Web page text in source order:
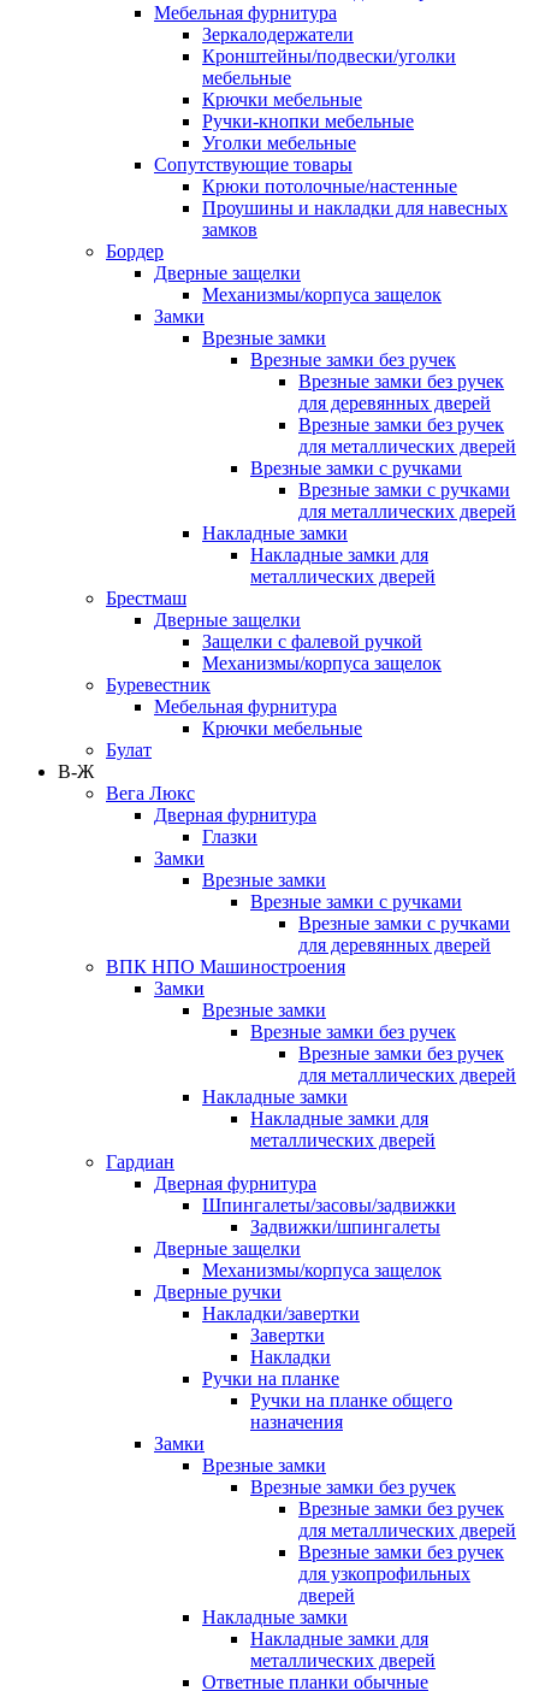
Мебельная фурнитура
Зеркалодержатели
Кронштейны/подвески/уголки
мебельные
Крючки мебельные
Ручки-кнопки мебельные
Уголки мебельные
Сопутствующие товары
Крюки потолочные/настенные
Проушины и накладки для навесных
замков
Бордер
Дверные защелки
Механизмы/корпуса защелок
Замки
Врезные замки
Врезные замки без ручек
Врезные замки без ручек
для деревянных дверей
Врезные замки без ручек
для металлических дверей
Врезные замки с ручками
Врезные замки с ручками
для металлических дверей
Накладные замки
Накладные замки для
металлических дверей
Брестмаш
Дверные защелки
Защелки с фалевой ручкой
Механизмы/корпуса защелок
Буревестник
Мебельная фурнитура
Крючки мебельные
Булат
В-Ж
Вега Люкс
Дверная фурнитура
Глазки
Замки
Врезные замки
Врезные замки с ручками
Врезные замки с ручками
для деревянных дверей
ВПК НПО Машиностроения
Замки
Врезные замки
Врезные замки без ручек
Врезные замки без ручек
для металлических дверей
Накладные замки
Накладные замки для
металлических дверей
Гардиан
Дверная фурнитура
Шпингалеты/засовы/задвижки
Задвижки/шпингалеты
Дверные защелки
Механизмы/корпуса защелок
Дверные ручки
Накладки/завертки
Завертки
Накладки
Ручки на планке
Ручки на планке общего
назначения
Замки
Врезные замки
Врезные замки без ручек
Врезные замки без ручек
для металлических дверей
Врезные замки без ручек
для узкопрофильных
дверей
Накладные замки
Накладные замки для
металлических дверей
Ответные планки обычные